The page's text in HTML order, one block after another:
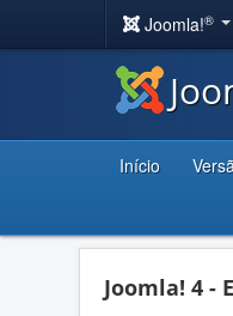
Joomla!®
Início
Joomla! 4 -